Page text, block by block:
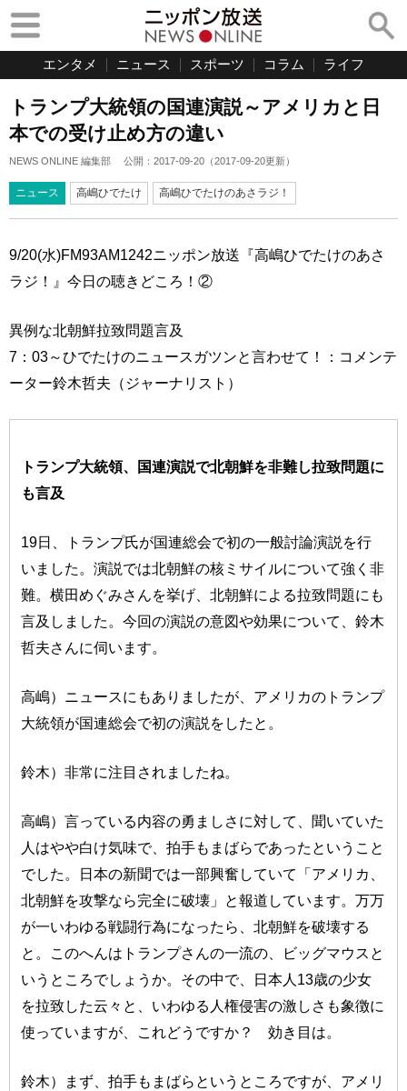
エンタメ ニュース スポーツ コラム ライフ
トランプ大統領の国連演説～アメリカと日
本での受け止め方の違い
NEWS ONLINE 編集部 公開： 2017-09-20 （2017-09-20更新）
ニュース 高嶋ひでたけ 高嶋ひでたけのあさラジ！
9/20(水)FM93AM1242ニッポン放送『高嶋ひでたけのあさ
ラジ！』今日の聴きどころ！②
異例な北朝鮮拉致問題言及
7：03～ひでたけのニュースガツンと言わせて！：コメンテ
ーター鈴木哲夫（ジャーナリスト）
トランプ大統領、国連演説で北朝鮮を非難し拉致問題に
も言及
19日、トランプ氏が国連総会で初の一般討論演説を行
いました。演説では北朝鮮の核ミサイルについて強く非
難。横田めぐみさんを挙げ、北朝鮮による拉致問題にも
言及しました。今回の演説の意図や効果について、鈴木
哲夫さんに伺います。
高嶋）ニュースにもありましたが、アメリカのトランプ
大統領が国連総会で初の演説をしたと。
鈴木）非常に注目されましたね。
高嶋）言っている内容の勇ましさに対して、聞いていた
人はやや白け気味で、拍手もまばらであったということ
でした。日本の新聞では一部興奮していて「アメリカ、
北朝鮮を攻撃なら完全に破壊」と報道しています。万万
が一いわゆる戦闘行為になったら、北朝鮮を破壊する
と。このへんはトランプさんの一流の、ビッグマウスと
いうところでしょうか。その中で、日本人13歳の少女
を拉致した云々と、いわゆる人権侵害の激しさも象徴に
使っていますが、これどうですか？ 効き目は。
鈴木）まず、拍手もまばらというところですが、アメリ